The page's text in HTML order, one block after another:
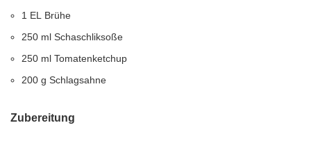
1 EL Brühe
250 ml Schaschliksoße
250 ml Tomatenketchup
200 g Schlagsahne
Zubereitung